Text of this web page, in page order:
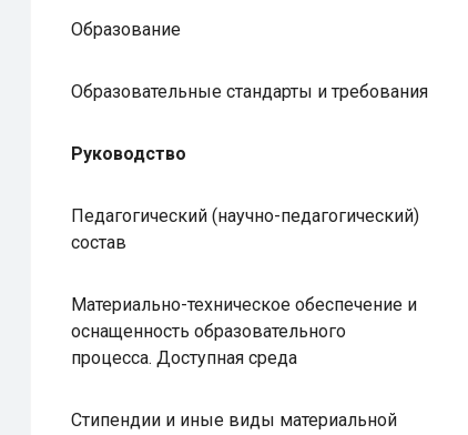
Образование
Образовательные стандарты и требования
Руководство
Педагогический (научно-педагогический)
состав
Материально-техническое обеспечение и
оснащенность образовательного
процесса. Доступная среда
Стипендии и иные виды материальной